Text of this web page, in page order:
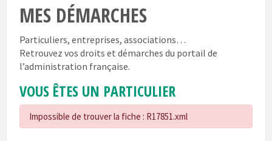
MES DÉMARCHES
Particuliers, entreprises, associations…
Retrouvez vos droits et démarches du portail de
l’administration française.
VOUS ÊTES UN PARTICULIER
Impossible de trouver la fiche : R17851.xml